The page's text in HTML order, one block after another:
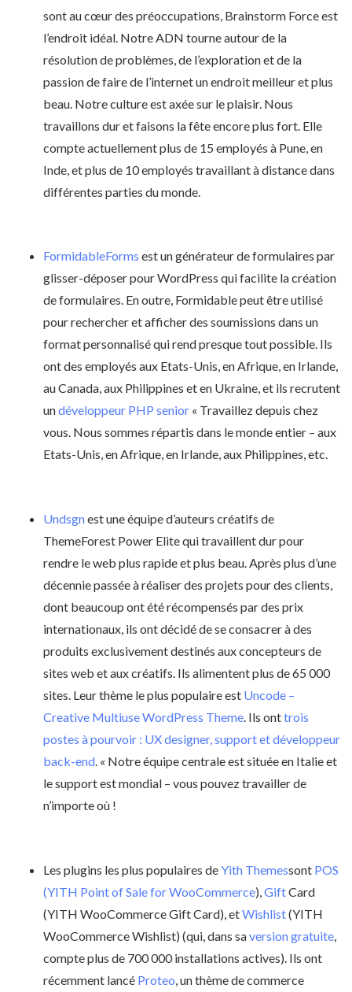
sont au cœur des préoccupations, Brainstorm Force est
l’endroit idéal. Notre ADN tourne autour de la
résolution de problèmes, de l’exploration et de la
passion de faire de l’internet un endroit meilleur et plus
beau. Notre culture est axée sur le plaisir. Nous
travaillons dur et faisons la fête encore plus fort. Elle
compte actuellement plus de 15 employés à Pune, en
Inde, et plus de 10 employés travaillant à distance dans
différentes parties du monde.
FormidableForms est un générateur de formulaires par
glisser-déposer pour WordPress qui facilite la création
de formulaires. En outre, Formidable peut être utilisé
pour rechercher et afficher des soumissions dans un
format personnalisé qui rend presque tout possible. Ils
ont des employés aux Etats-Unis, en Afrique, en Irlande,
au Canada, aux Philippines et en Ukraine, et ils recrutent
undéveloppeur PHP senior « Travaillez depuis chez
vous. Nous sommes répartis dans le monde entier – aux
Etats-Unis, en Afrique, en Irlande, aux Philippines, etc.
Undsgnest une équipe d’auteurs créatifs de
ThemeForest Power Elite qui travaillent dur pour
rendre le web plus rapide et plus beau. Après plus d’une
décennie passée à réaliser des projets pour des clients,
dont beaucoup ont été récompensés par des prix
internationaux, ils ont décidé de se consacrer à des
produits exclusivement destinés aux concepteurs de
sites web et aux créatifs. Ils alimentent plus de 65 000
sites. Leur thème le plus populaire est Uncode –
Creative Multiuse WordPress Theme. Ils onttrois
postes à pourvoir : UX designer, support et développeur
back-end. « Notre équipe centrale est située en Italie et
le support est mondial – vous pouvez travailler de
n’importe où !
Les plugins les plus populaires deYith Themessont POS
(YITH Point of Sale for WooCommerce), GiftCard
(YITH WooCommerce Gift Card), etWishlist(YITH
WooCommerce Wishlist) (qui, dans saversion gratuite
compte plus de 700 000 installations actives). Ils ont
récemment lancé Proteo , un thème de commerce